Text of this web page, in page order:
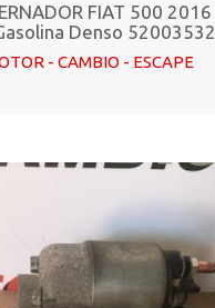
FIAT 500 2016
Denso 52003532
- CAMBIO - ESCAPE